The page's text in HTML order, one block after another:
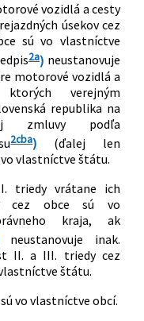
vozidlá a cesty
úsekov cez
sú vo vlastníctve
2a)neustanovuje
motorové vozidlá a
verejným
republika na
zmluvy podľa
2cba) (ďalej len
vlastníctve štátu.
triedy vrátane ich
cez obce sú vo
kraja, ak
neustanovuje inak.
II. a III. triedy cez
štátu.
vo vlastníctve obcí.